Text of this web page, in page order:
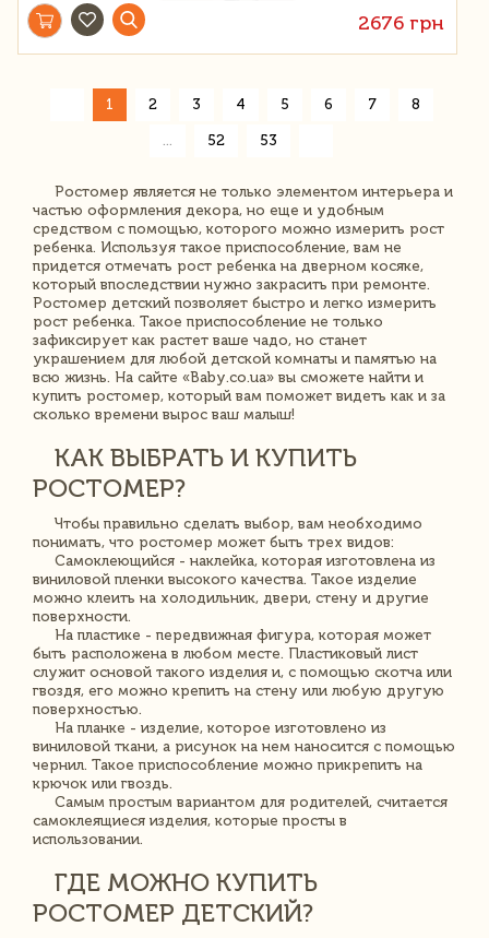
2676 грн
1 2 3 4 5 6 7 8
52 53
Ростомер является не только элементом интерьера и
частью оформления декора, но еще и удобным
средством с помощью, которого можно измерить рост
ребенка. Используя такое приспособление, вам не
придется отмечать рост ребенка на дверном косяке,
который впоследствии нужно закрасить при ремонте.
Ростомер детский позволяет быстро и легко измерить
рост ребенка. Такое приспособление не только
зафиксирует как растет ваше чадо, но станет
украшением для любой детской комнаты и памятью на
всю жизнь. На сайте «Baby.co.ua» вы сможете найти и
купить ростомер, который вам поможет видеть как и за
сколько времени вырос ваш малыш!
КАК ВЫБРАТЬ И КУПИТЬ
РОСТОМЕР?
Чтобы правильно сделать выбор, вам необходимо
понимать, что ростомер может быть трех видов:
Самоклеющийся - наклейка, которая изготовлена из
виниловой пленки высокого качества. Такое изделие
можно клеить на холодильник, двери, стену и другие
поверхности.
На пластике - передвижная фигура, которая может
быть расположена в любом месте. Пластиковый лист
служит основой такого изделия и, с помощью скотча или
гвоздя, его можно крепить на стену или любую другую
поверхностью.
На планке - изделие, которое изготовлено из
виниловой ткани, а рисунок на нем наносится с помощью
чернил. Такое приспособление можно прикрепить на
крючок или гвоздь.
Самым простым вариантом для родителей, считается
самоклеящиеся изделия, которые просты в
использовании.
ГДЕ МОЖНО КУПИТЬ
РОСТОМЕР ДЕТСКИЙ?